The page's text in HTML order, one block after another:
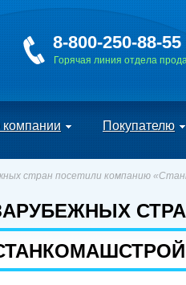
8-800-250-88-55
Горячая линия отдела
Покупателю
стран посетили компанию